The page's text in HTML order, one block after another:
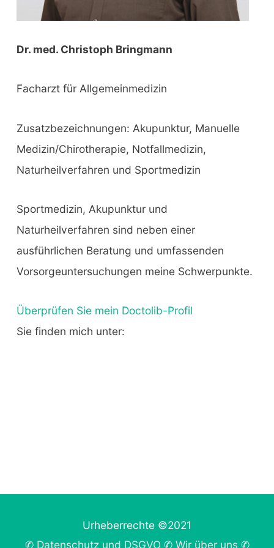
Dr. med. Christoph Bringmann
Facharzt für Allgemeinmedizin
Zusatzbezeichnungen: Akupunktur, Manuelle
Medizin/Chirotherapie, Notfallmedizin,
Naturheilverfahren und Sportmedizin
Sportmedizin, Akupunktur und
Naturheilverfahren sind neben einer
ausführlichen Beratung und umfassenden
Vorsorgeuntersuchungen meine Schwerpunkte.
Überprüfen Sie mein Doctolib-Profil
Sie finden mich unter:
Urheberrechte ©2021
✆ Datenschutz und DSGVO ✆ Wir über uns✆